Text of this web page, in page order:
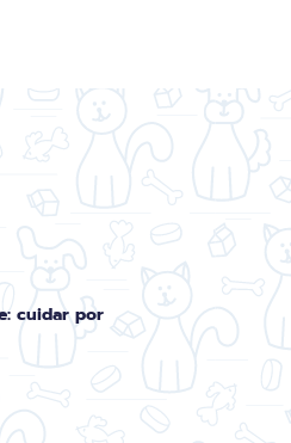
cuidar por